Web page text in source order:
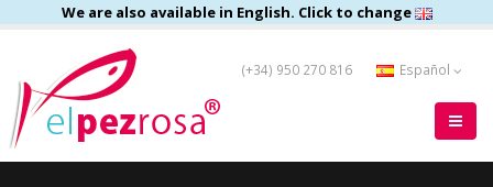
We are also available in English. Click to change
(+34) 950 270 816 Español